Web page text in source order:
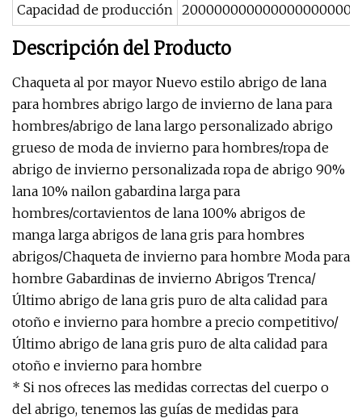
Capacidad de producción
Descripción del Producto
Chaqueta al por mayor Nuevo estilo abrigo de lana
para hombres abrigo largo de invierno de lana para
hombres/abrigo de lana largo personalizado abrigo
grueso de moda de invierno para hombres/ropa de
abrigo de invierno personalizada ropa de abrigo 90%
lana 10% nailon gabardina larga para
hombres/cortavientos de lana 100% abrigos de
manga larga abrigos de lana gris para hombres
abrigos/Chaqueta de invierno para hombre Moda para
hombre Gabardinas de invierno Abrigos Trenca/
Último abrigo de lana gris puro de alta calidad para
otoño e invierno para hombre a precio competitivo/
Último abrigo de lana gris puro de alta calidad para
otoño e invierno para hombre
* Si nos ofreces las medidas correctas del cuerpo o
del abrigo, tenemos las guías de medidas para